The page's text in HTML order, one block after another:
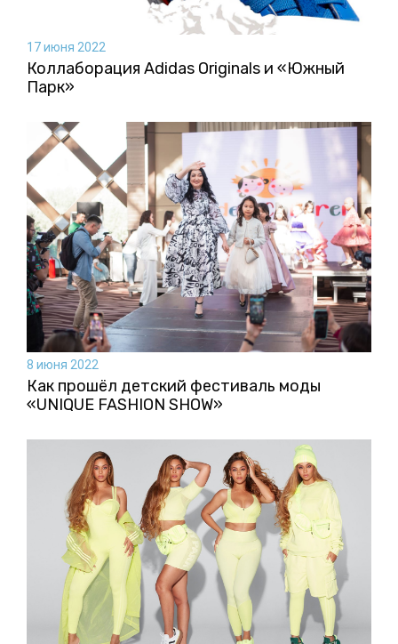
17 июня 2022
Коллаборация Аdidas Originals и «Южный
Парк»
8 июня 2022
Как прошёл детский фестиваль моды
«UNIQUE FASHION SHOW»